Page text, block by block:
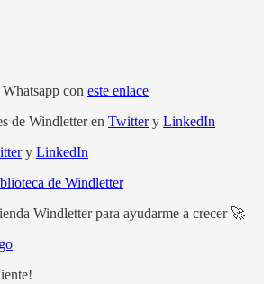
con este enlace
de Windletter en Twittery LinkedIn
y LinkedIn
de Windletter
Windletter para ayudarme a crecer 🚀